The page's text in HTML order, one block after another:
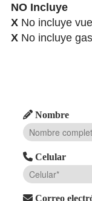
NO Incluye
X No incluye
X No incluye
Nombre
Celular
Correo